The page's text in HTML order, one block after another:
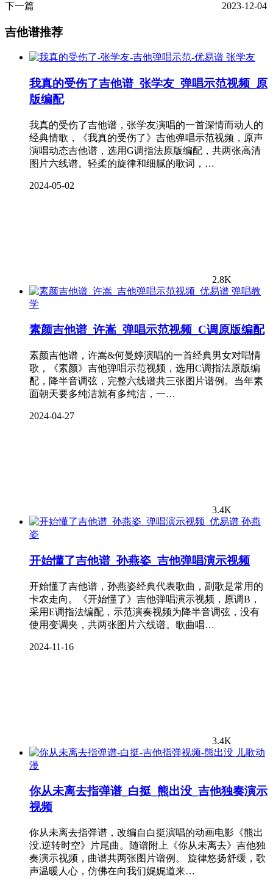
下一篇 2023-12-04
吉他谱推荐
张学友
我真的受伤了吉他谱_张学友_弹唱示范视频_原
版编配
我真的受伤了吉他谱，张学友演唱的一首深情而动人的
经典情歌，《我真的受伤了》吉他弹唱示范视频，原声
演唱动态吉他谱，选用G调指法原版编配，共两张高清
图片六线谱。轻柔的旋律和细腻的歌词，…
2024-05-02
2.8K
弹唱教
学
素颜吉他谱_许嵩_弹唱示范视频_C调原版编配
素颜吉他谱，许嵩&何曼婷演唱的一首经典男女对唱情
歌，《素颜》吉他弹唱示范视频，选用C调指法原版编
配，降半音调弦，完整六线谱共三张图片谱例。当年素
面朝天要多纯洁就有多纯洁，一…
2024-04-27
3.4K
孙燕
姿
开始懂了吉他谱_孙燕姿_吉他弹唱演示视频
开始懂了吉他谱，孙燕姿经典代表歌曲，副歌是常用的
卡农走向。《开始懂了》吉他弹唱演示视频，原调B，
采用E调指法编配，示范演奏视频为降半音调弦，没有
使用变调夹，共两张图片六线谱。歌曲唱…
2024-11-16
3.4K
儿歌动
漫
你从未离去指弹谱_白挺_熊出没_吉他独奏演示
视频
你从未离去指弹谱，改编自白挺演唱的动画电影《熊出
没.逆转时空》片尾曲。随谱附上《你从未离去》吉他独
奏演示视频，曲谱共两张图片谱例。 旋律悠扬舒缓，歌
声温暖人心，仿佛在向我们娓娓道来…